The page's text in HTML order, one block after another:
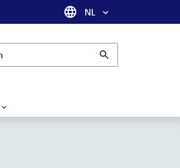
Taal selectie
NL